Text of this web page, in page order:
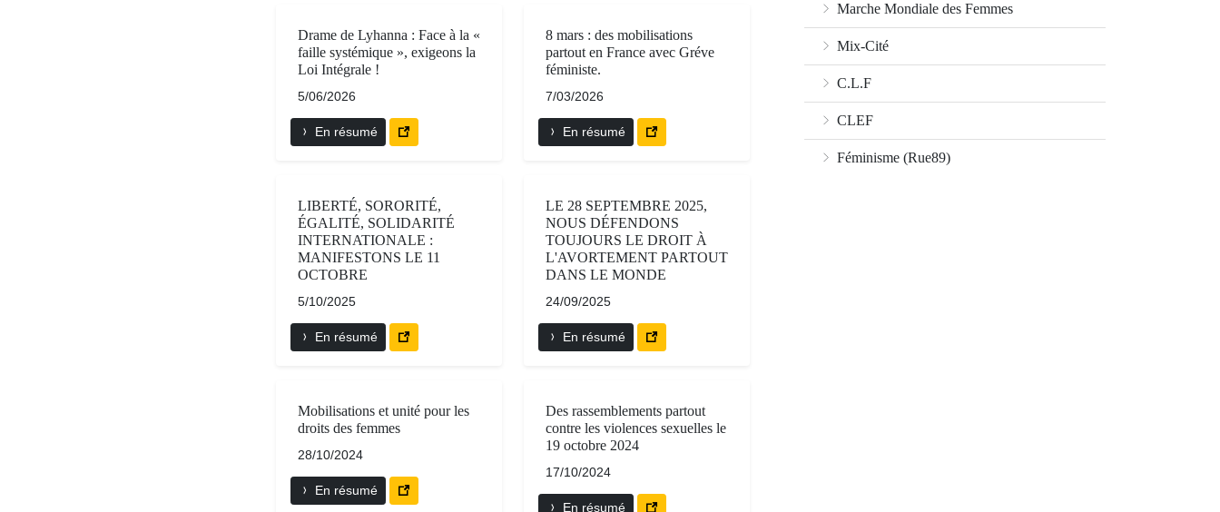
Drame de Lyhanna : Face à la «
faille systémique », exigeons la
Loi Intégrale !
5/06/2026
En résumé
8 mars : des mobilisations
partout en France avec Gréve
féministe.
7/03/2026
En résumé
LIBERTÉ, SORORITÉ,
ÉGALITÉ, SOLIDARITÉ
INTERNATIONALE :
MANIFESTONS LE 11
OCTOBRE
5/10/2025
En résumé
LE 28 SEPTEMBRE 2025,
NOUS DÉFENDONS
TOUJOURS LE DROIT À
L'AVORTEMENT PARTOUT
DANS LE MONDE
24/09/2025
En résumé
Mobilisations et unité pour les
droits des femmes
28/10/2024
En résumé
Des rassemblements partout
contre les violences sexuelles le
19 octobre 2024
17/10/2024
En résumé
Marche Mondiale des Femmes
Mix-Cité
C.L.F
CLEF
Féminisme (Rue89)